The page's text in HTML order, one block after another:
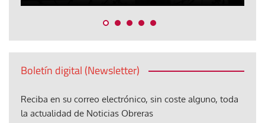
Boletín digital (Newsletter)
Reciba en su correo electrónico, sin coste alguno, toda
la actualidad de Noticias Obreras